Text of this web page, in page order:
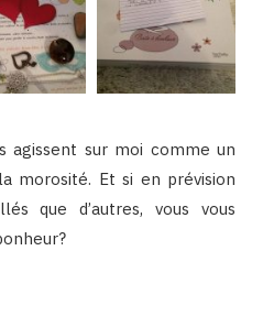
agissent sur moi comme un
morosité. Et si en prévision
que d’autres, vous vous